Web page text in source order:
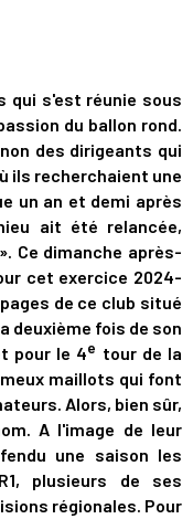
qui s'est réunie sous
du ballon rond.
des dirigeants qui
ils recherchaient une
un an et demi après
ait été relancée,
Ce dimanche après-
cet exercice 2024-
de ce club situé
deuxième fois de son
pour le 4e tour de la
maillots qui font
Alors, bien sûr,
A l'image de leur
une saison les
plusieurs de ses
régionales. Pour